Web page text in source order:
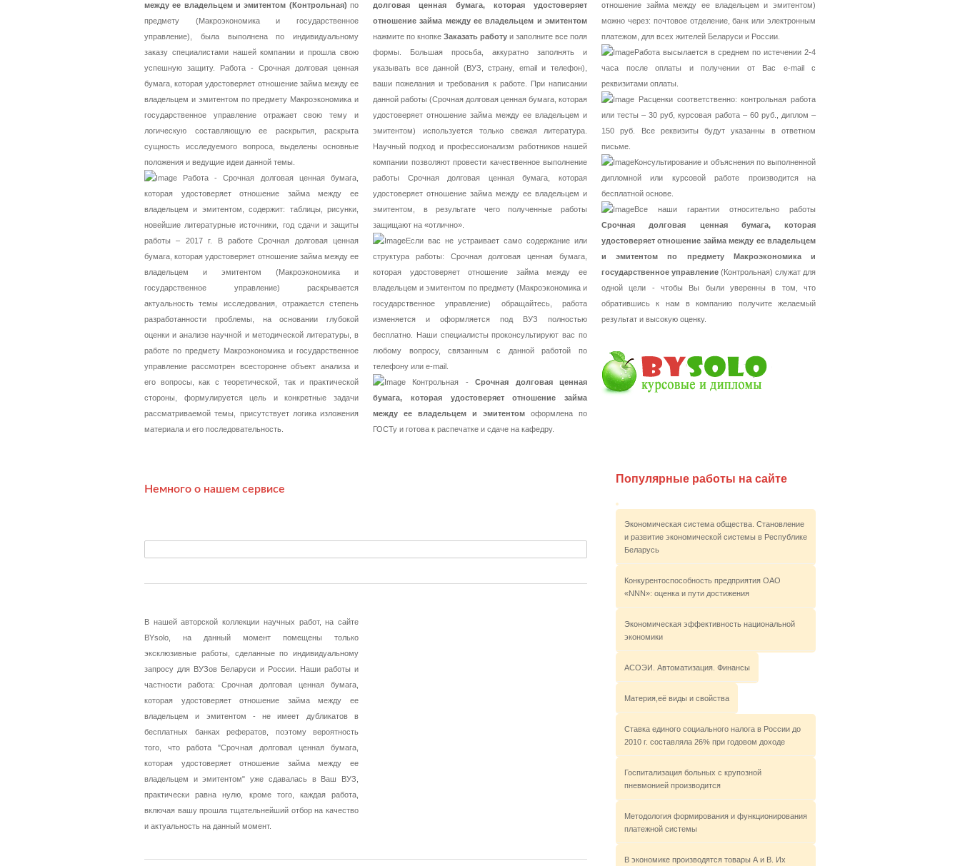
между ее владельцем и эмитентом (Контрольная) по
предмету (Макроэкономика и государственное
управление), была выполнена по индивидуальному
заказу специалистами нашей компании и прошла свою
успешную защиту. Работа - Срочная долговая ценная
бумага, которая удостоверяет отношение займа между ее
владельцем и эмитентом по предмету Макроэкономика и
государственное управление отражает свою тему и
логическую составляющую ее раскрытия, раскрыта
сущность исследуемого вопроса, выделены основные
положения и ведущие идеи данной темы.
Работа - Срочная долговая ценная бумага,
которая удостоверяет отношение займа между ее
владельцем и эмитентом, содержит: таблицы, рисунки,
новейшие литературные источники, год сдачи и защиты
работы – 2017 г. В работе Срочная долговая ценная
бумага, которая удостоверяет отношение займа между ее
владельцем и эмитентом (Макроэкономика и
государственное управление) раскрывается
актуальность темы исследования, отражается степень
разработанности проблемы, на основании глубокой
оценки и анализе научной и методической литературы, в
работе по предмету Макроэкономика и государственное
управление рассмотрен всесторонне объект анализа и
его вопросы, как с теоретической, так и практической
стороны, формулируется цель и конкретные задачи
рассматриваемой темы, присутствует логика изложения
материала и его последовательность.
долговая ценная бумага, которая удостоверяет
отношение займа между ее владельцем и эмитентом
нажмите по кнопке Заказать работу и заполните все поля
формы. Большая просьба, аккуратно заполнять и
указывать все данной (ВУЗ, страну, email и телефон),
ваши пожелания и требования к работе. При написании
данной работы (Срочная долговая ценная бумага, которая
удостоверяет отношение займа между ее владельцем и
эмитентом) используется только свежая литература.
Научный подход и профессионализм работников нашей
компании позволяют провести качественное выполнение
работы Срочная долговая ценная бумага, которая
удостоверяет отношение займа между ее владельцем и
эмитентом, в результате чего полученные работы
защищают на «отлично».
Если вас не устраивает само содержание или
структура работы: Срочная долговая ценная бумага,
которая удостоверяет отношение займа между ее
владельцем и эмитентом по предмету (Макроэкономика и
государственное управление) обращайтесь, работа
изменяется и оформляется под ВУЗ полностью
бесплатно. Наши специалисты проконсультируют вас по
любому вопросу, связанным с данной работой по
телефону или e-mail.
Контрольная -Срочная долговая ценная
бумага, которая удостоверяет отношение займа
между ее владельцем и эмитентом оформлена по
ГОСТу и готова к распечатке и сдаче на кафедру.
отношение займа между ее владельцем и эмитентом)
можно через: почтовое отделение, банк или электронным
платежом, для всех жителей Беларуси и России.
Работа высылается в среднем по истечении 2-4
часа после оплаты и получении от Вас e-mail с
реквизитами оплаты.
Расценки соответственно: контрольная работа
или тесты – 30 руб, курсовая работа – 60 руб., диплом –
150 руб. Все реквизиты будут указанны в ответном
письме.
Консультирование и объяснения по выполненной
дипломной или курсовой работе производится на
бесплатной основе.
Все наши гарантии относительно работы
Срочная долговая ценная бумага, которая
удостоверяет отношение займа между ее владельцем
и эмитентом по предмету Макроэкономика и
государственное управление (Контрольная) служат для
одной цели - чтобы Вы были уверенны в том, что
обратившись к нам в компанию получите желаемый
результат и высокую оценку.
Немного о нашем сервисе
В нашей авторской коллекции научных работ, на сайте
BYsolo, на данный момент помещены только
эксклюзивные работы, сделанные по индивидуальному
запросу для ВУЗов Беларуси и России. Наши работы и
частности работа: Срочная долговая ценная бумага,
которая удостоверяет отношение займа между ее
владельцем и эмитентом - не имеет дубликатов в
бесплатных банках рефератов, поэтому вероятность
того, что работа "Срочная долговая ценная бумага,
которая удостоверяет отношение займа между ее
владельцем и эмитентом" уже сдавалась в Ваш ВУЗ,
практически равна нулю, кроме того, каждая работа,
включая вашу прошла тщательнейший отбор на качество
и актуальность на данный момент.
Популярные работы на сайте
Экономическая система общества. Становление
и развитие экономической системы в Республике
Беларусь
Конкурентоспособность предприятия ОАО
«NNN»: оценка и пути достижения
Экономическая эффективность национальной
экономики
АСОЭИ. Автоматизация. Финансы
Материя,её виды и свойства
Ставка единого социального налога в России до
2010 г. составляла 26% при годовом доходе
Госпитализация больных с крупозной
пневмонией производится
Методология формирования и функционирования
платежной системы
В экономике производятся товары А и В. Их